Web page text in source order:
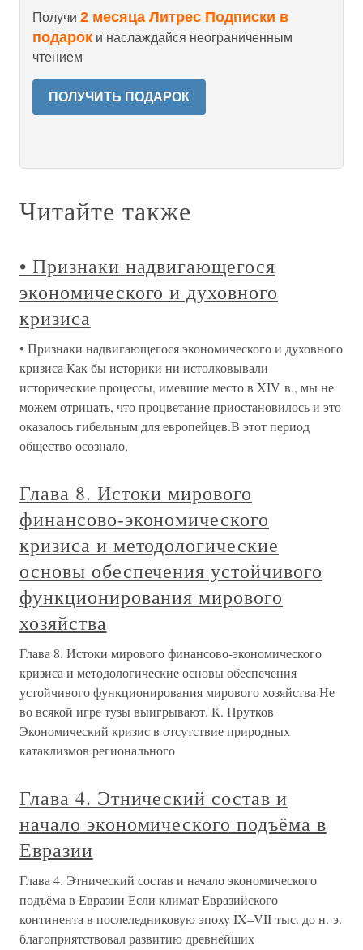
Получи 2 месяца Литрес Подписки в
подарок и наслаждайся неограниченным
чтением
ПОЛУЧИТЬ ПОДАРОК
Читайте также
• Признаки надвигающегося
экономического и духовного
кризиса
• Признаки надвигающегося экономического и духовного
кризиса Как бы историки ни истолковывали
исторические процессы, имевшие место в XIV в., мы не
можем отрицать, что процветание приостановилось и это
оказалось гибельным для европейцев.В этот период
общество осознало,
Глава 8. Истоки мирового
финансово-экономического
кризиса и методологические
основы обеспечения устойчивого
функционирования мирового
хозяйства
Глава 8. Истоки мирового финансово-экономического
кризиса и методологические основы обеспечения
устойчивого функционирования мирового хозяйства Не
во всякой игре тузы выигрывают. К. Прутков
Экономический кризис в отсутствие природных
катаклизмов регионального
Глава 4. Этнический состав и
начало экономического подъёма в
Евразии
Глава 4. Этнический состав и начало экономического
подъёма в Евразии Если климат Евразийского
континента в послеледниковую эпоху IX–VII тыс. до н. э.
благоприятствовал развитию древнейших